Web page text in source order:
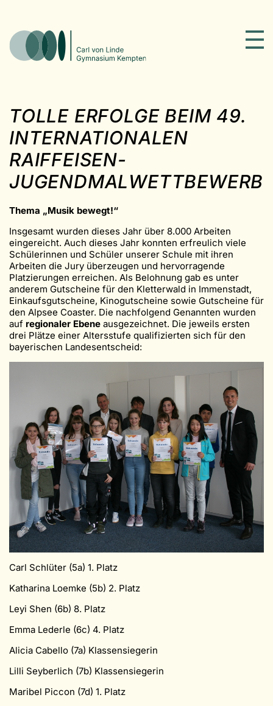
TOLLE ERFOLGE BEIM 49.
INTERNATIONALEN
RAIFFEISEN-
JUGENDMALWETTBEWERB
Thema „Musik bewegt!“
Insgesamt wurden dieses Jahr über 8.000 Arbeiten
eingereicht. Auch dieses Jahr konnten erfreulich viele
Schülerinnen und Schüler unserer Schule mit ihren
Arbeiten die Jury überzeugen und hervorragende
Platzierungen erreichen. Als Belohnung gab es unter
anderem Gutscheine für den Kletterwald in Immenstadt,
Einkaufsgutscheine, Kinogutscheine sowie Gutscheine für
den Alpsee Coaster. Die nachfolgend Genannten wurden
auf regionaler Ebene ausgezeichnet. Die jeweils ersten
drei Plätze einer Altersstufe qualifizierten sich für den
bayerischen Landesentscheid:
Carl Schlüter (5a) 1. Platz
Katharina Loemke (5b) 2. Platz
Leyi Shen (6b) 8. Platz
Emma Lederle (6c) 4. Platz
Alicia Cabello (7a) Klassensiegerin
Lilli Seyberlich (7b) Klassensiegerin
Maribel Piccon (7d) 1. Platz